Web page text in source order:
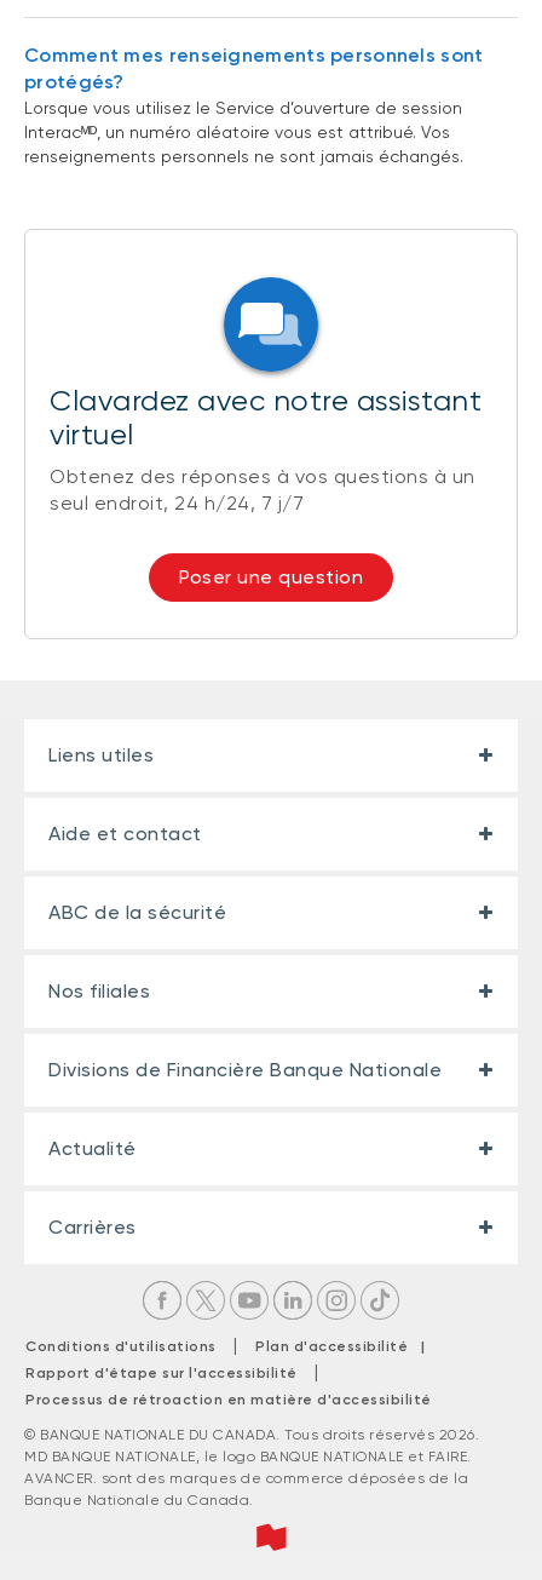
Comment mes renseignements personnels sont
protégés?
Lorsque vous utilisez le Service d’ouverture de session
Interacᴹᴰ, un numéro aléatoire vous est attribué. Vos
renseignements personnels ne sont jamais échangés.
Clavardez avec notre assistant
virtuel
Obtenez des réponses à vos questions à un
seul endroit, 24 h/24, 7 j/7
Poser une question
Liens utiles
Aide et contact
ABC de la sécurité
Nos filiales
Divisions de Financière Banque Nationale
Actualité
Carrières
Conditions d'utilisations |
Plan d'accessibilité |
Rapport d'étape sur l'accessibilité
|
Processus de rétroaction en matière d'accessibilité
© BANQUE NATIONALE DU CANADA. Tous droits réservés 2026.
MD BANQUE NATIONALE, le logo BANQUE NATIONALE et FAIRE.
AVANCER. sont des marques de commerce déposées de la
Banque Nationale du Canada.